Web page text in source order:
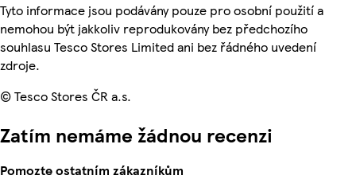
Tyto informace jsou podávány pouze pro osobní použití a
nemohou být jakkoliv reprodukovány bez předchozího
souhlasu Tesco Stores Limited ani bez řádného uvedení
zdroje.
© Tesco Stores ČR a.s.
Zatím nemáme žádnou recenzi
Pomozte ostatním zákazníkům